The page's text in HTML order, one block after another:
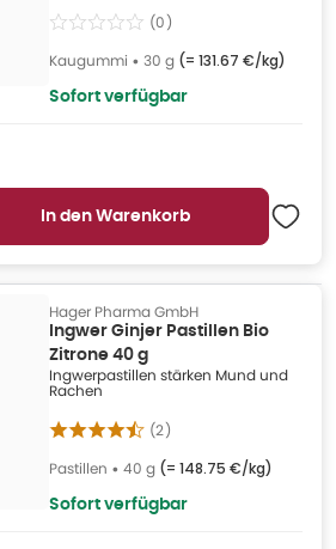
(0)
Kaugummi • 30 g (= 131.67 €/kg)
Sofort verfügbar
In den Warenkorb
Hager Pharma GmbH
Ingwer Ginjer Pastillen Bio
Zitrone 40 g
Ingwerpastillen stärken Mund und
Rachen
(2)
Pastillen • 40 g (= 148.75 €/kg)
Sofort verfügbar